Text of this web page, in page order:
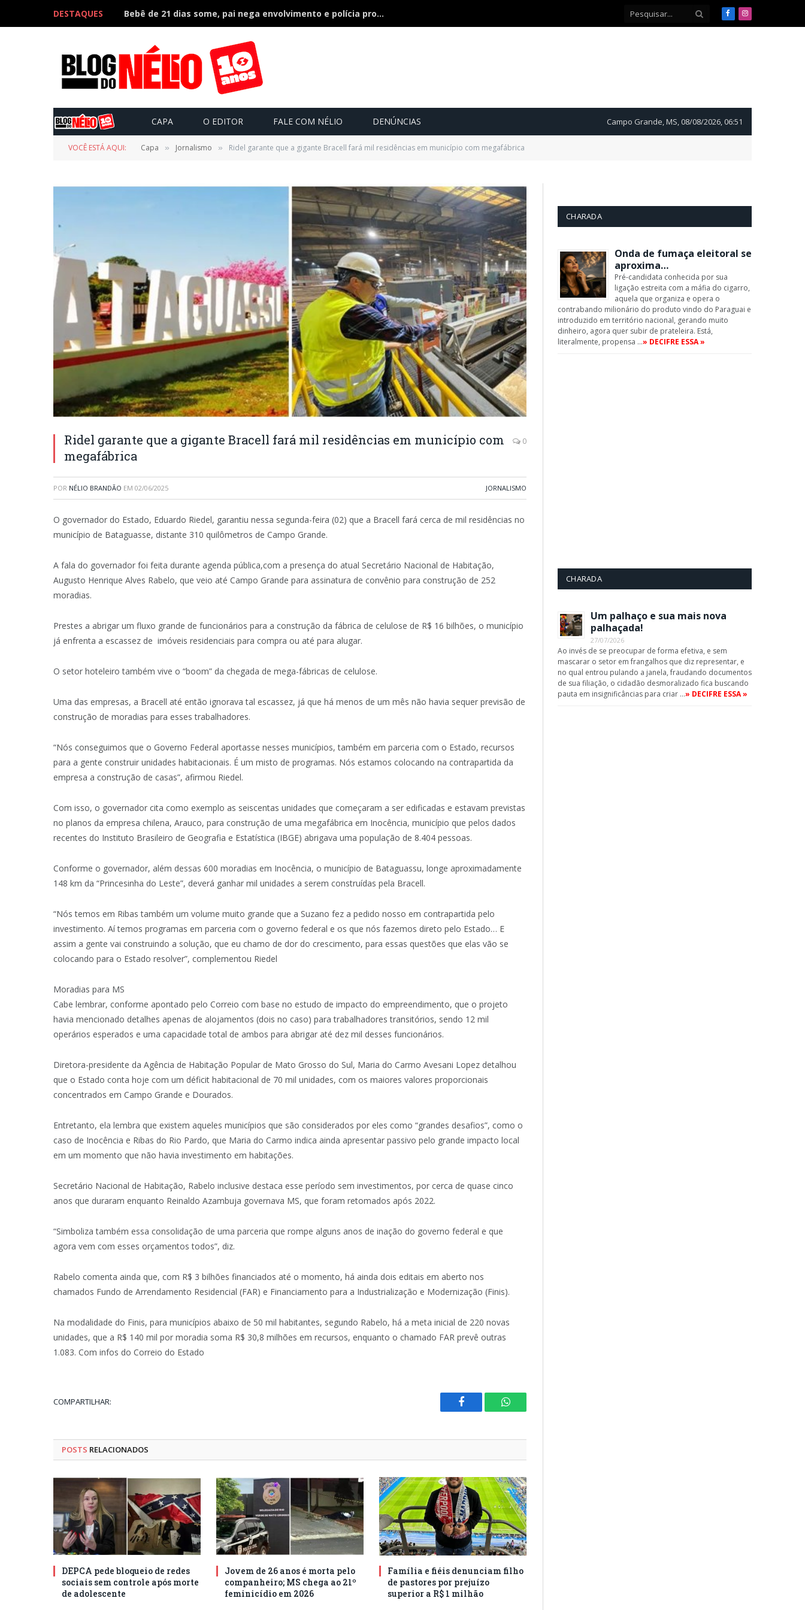
DESTAQUES Bebê de 21 dias some, pai nega envolvimento e polícia procura a criança FacebookInstagram
CAPA O EDITOR FALE COM NÉLIO DENÚNCIAS Campo Grande, MS, 08/08/2026, 06:51
VOCÊ ESTÁ AQUI: Capa » Jornalismo » Ridel garante que a gigante Bracell fará mil residências em município com megafábrica
Ridel garante que a gigante Bracell fará mil residências em município com
megafábrica
0
POR NÉLIO BRANDÃO EM 02/06/2025 JORNALISMO
O governador do Estado, Eduardo Riedel, garantiu nessa segunda-feira (02) que a Bracell fará cerca de mil residências no
município de Bataguasse, distante 310 quilômetros de Campo Grande.
A fala do governador foi feita durante agenda pública,com a presença do atual Secretário Nacional de Habitação,
Augusto Henrique Alves Rabelo, que veio até Campo Grande para assinatura de convênio para construção de 252
moradias.
Prestes a abrigar um fluxo grande de funcionários para a construção da fábrica de celulose de R$ 16 bilhões, o município
já enfrenta a escassez de imóveis residenciais para compra ou até para alugar.
O setor hoteleiro também vive o “boom” da chegada de mega-fábricas de celulose.
Uma das empresas, a Bracell até então ignorava tal escassez, já que há menos de um mês não havia sequer previsão de
construção de moradias para esses trabalhadores.
“Nós conseguimos que o Governo Federal aportasse nesses municípios, também em parceria com o Estado, recursos
para a gente construir unidades habitacionais. É um misto de programas. Nós estamos colocando na contrapartida da
empresa a construção de casas”, afirmou Riedel.
Com isso, o governador cita como exemplo as seiscentas unidades que começaram a ser edificadas e estavam previstas
no planos da empresa chilena, Arauco, para construção de uma megafábrica em Inocência, município que pelos dados
recentes do Instituto Brasileiro de Geografia e Estatística (IBGE) abrigava uma população de 8.404 pessoas.
Conforme o governador, além dessas 600 moradias em Inocência, o município de Bataguassu, longe aproximadamente
148 km da “Princesinha do Leste”, deverá ganhar mil unidades a serem construídas pela Bracell.
“Nós temos em Ribas também um volume muito grande que a Suzano fez a pedido nosso em contrapartida pelo
investimento. Aí temos programas em parceria com o governo federal e os que nós fazemos direto pelo Estado… E
assim a gente vai construindo a solução, que eu chamo de dor do crescimento, para essas questões que elas vão se
colocando para o Estado resolver”, complementou Riedel
Moradias para MS
Cabe lembrar, conforme apontado pelo Correio com base no estudo de impacto do empreendimento, que o projeto
havia mencionado detalhes apenas de alojamentos (dois no caso) para trabalhadores transitórios, sendo 12 mil
operários esperados e uma capacidade total de ambos para abrigar até dez mil desses funcionários.
Diretora-presidente da Agência de Habitação Popular de Mato Grosso do Sul, Maria do Carmo Avesani Lopez detalhou
que o Estado conta hoje com um déficit habitacional de 70 mil unidades, com os maiores valores proporcionais
concentrados em Campo Grande e Dourados.
Entretanto, ela lembra que existem aqueles municípios que são considerados por eles como “grandes desafios”, como o
caso de Inocência e Ribas do Rio Pardo, que Maria do Carmo indica ainda apresentar passivo pelo grande impacto local
em um momento que não havia investimento em habitações.
Secretário Nacional de Habitação, Rabelo inclusive destaca esse período sem investimentos, por cerca de quase cinco
anos que duraram enquanto Reinaldo Azambuja governava MS, que foram retomados após 2022.
“Simboliza também essa consolidação de uma parceria que rompe alguns anos de inação do governo federal e que
agora vem com esses orçamentos todos”, diz.
Rabelo comenta ainda que, com R$ 3 bilhões financiados até o momento, há ainda dois editais em aberto nos
chamados Fundo de Arrendamento Residencial (FAR) e Financiamento para a Industrialização e Modernização (Finis).
Na modalidade do Finis, para municípios abaixo de 50 mil habitantes, segundo Rabelo, há a meta inicial de 220 novas
unidades, que a R$ 140 mil por moradia soma R$ 30,8 milhões em recursos, enquanto o chamado FAR prevê outras
1.083. Com infos do Correio do Estado
COMPARTILHAR:
Facebook WhatsApp
POSTS RELACIONADOS
DEPCA pede bloqueio de redes
sociais sem controle após morte
de adolescente
Jovem de 26 anos é morta pelo
companheiro; MS chega ao 21º
feminicídio em 2026
Família e fiéis denunciam filho
de pastores por prejuízo
superior a R$ 1 milhão
CHARADA
Onda de fumaça eleitoral se
aproxima…
Pré-candidata conhecida por sua
ligação estreita com a máfia do cigarro,
aquela que organiza e opera o
contrabando milionário do produto vindo do Paraguai e
introduzido em território nacional, gerando muito
dinheiro, agora quer subir de prateleira. Está,
literalmente, propensa …» DECIFRE ESSA »
CHARADA
Um palhaço e sua mais nova
palhaçada!
27/07/2026
Ao invés de se preocupar de forma efetiva, e sem
mascarar o setor em frangalhos que diz representar, e
no qual entrou pulando a janela, fraudando documentos
de sua filiação, o cidadão desmoralizado fica buscando
pauta em insignificâncias para criar …» DECIFRE ESSA »